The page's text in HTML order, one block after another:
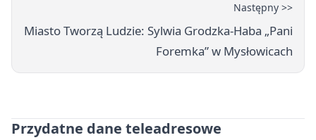
Następny >>
Miasto Tworzą Ludzie: Sylwia Grodzka-Haba „Pani
Foremka” w Mysłowicach
Przydatne dane teleadresowe